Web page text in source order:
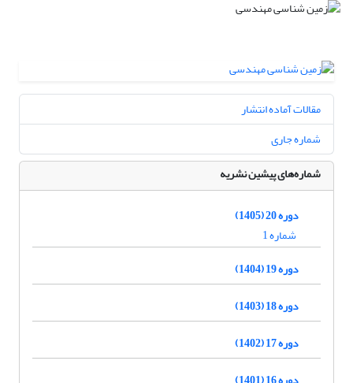
مقالات آماده انتشار
شماره جاری
شماره‌های پیشین نشریه
دوره 20 (1405)
شماره 1
دوره 19 (1404)
دوره 18 (1403)
دوره 17 (1402)